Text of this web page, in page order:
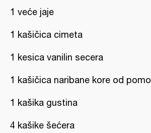
1 veće jaje
1 kašičica cimeta
1 kesica vanilin secera
1 kašičica naribane kore od
1 kašika gustina
4 kašike šećera